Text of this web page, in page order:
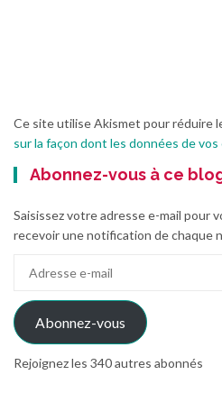
Ce site utilise Akismet pour réduire
sur la façon dont les données de
Abonnez-vous à ce
Saisissez votre adresse e-mail pour
recevoir une notification de chaque
mail
Abonnez-vous
Rejoignez les 340 autres abonnés